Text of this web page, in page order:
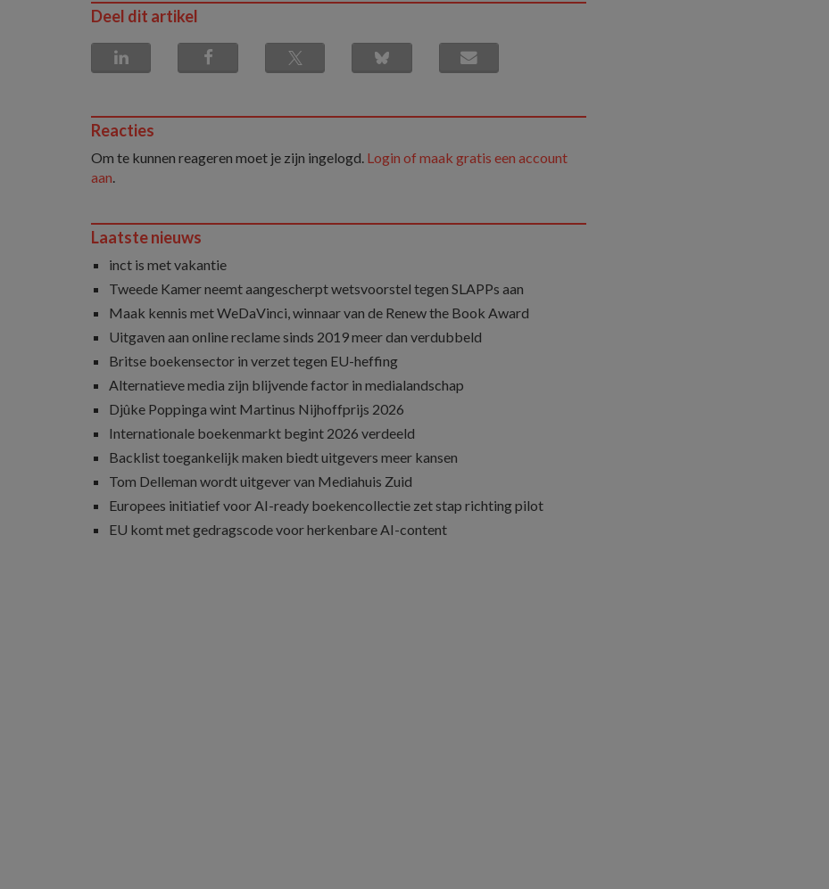
Deel dit artikel
Reacties
Om te kunnen reageren moet je zijn ingelogd. Login of maak gratis een account
aan.
Laatste nieuws
inct is met vakantie
Tweede Kamer neemt aangescherpt wetsvoorstel tegen SLAPPs aan
Maak kennis met WeDaVinci, winnaar van de Renew the Book Award
Uitgaven aan online reclame sinds 2019 meer dan verdubbeld
Britse boekensector in verzet tegen EU-heffing
Alternatieve media zijn blijvende factor in medialandschap
Djûke Poppinga wint Martinus Nijhoffprijs 2026
Internationale boekenmarkt begint 2026 verdeeld
Backlist toegankelijk maken biedt uitgevers meer kansen
Tom Delleman wordt uitgever van Mediahuis Zuid
Europees initiatief voor AI-ready boekencollectie zet stap richting pilot
EU komt met gedragscode voor herkenbare AI-content